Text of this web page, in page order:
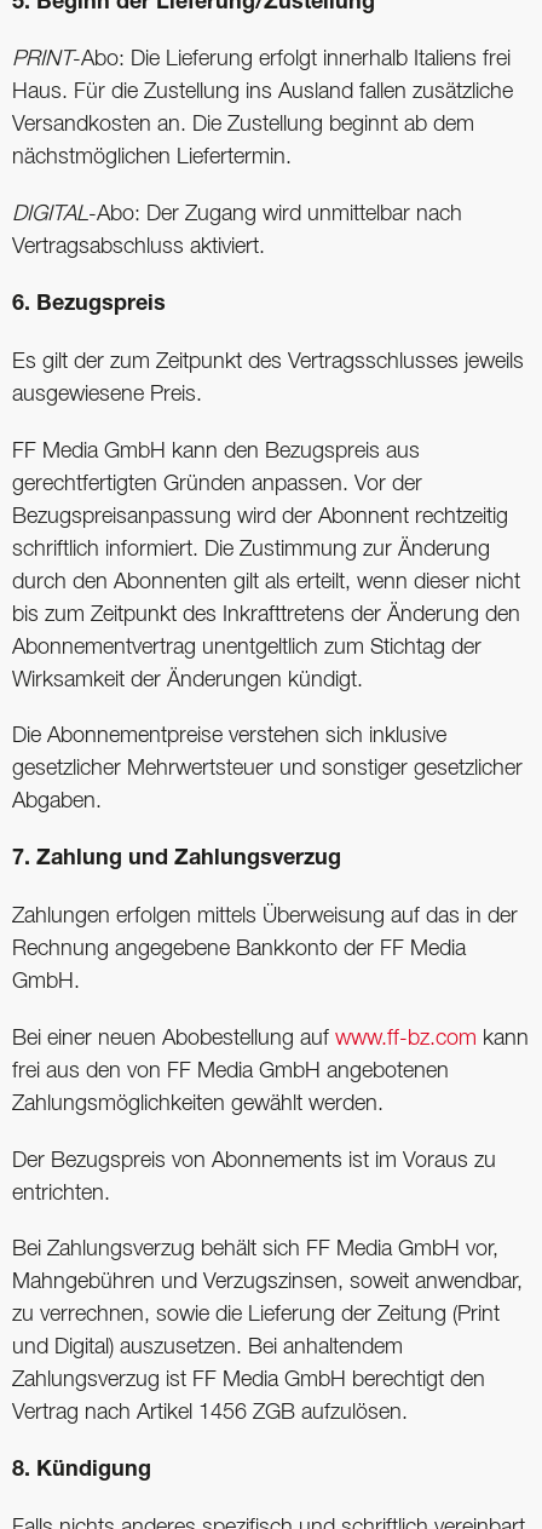
PRINT-Abo: Die Lieferung erfolgt innerhalb Italiens frei
Haus. Für die Zustellung ins Ausland fallen zusätzliche
Versandkosten an. Die Zustellung beginnt ab dem
nächstmöglichen Liefertermin.
DIGITAL-Abo: Der Zugang wird unmittelbar nach
Vertragsabschluss aktiviert.
6. Bezugspreis
Es gilt der zum Zeitpunkt des Vertragsschlusses jeweils
ausgewiesene Preis.
FF Media GmbH kann den Bezugspreis aus
gerechtfertigten Gründen anpassen. Vor der
Bezugspreisanpassung wird der Abonnent rechtzeitig
schriftlich informiert. Die Zustimmung zur Änderung
durch den Abonnenten gilt als erteilt, wenn dieser nicht
bis zum Zeitpunkt des Inkrafttretens der Änderung den
Abonnementvertrag unentgeltlich zum Stichtag der
Wirksamkeit der Änderungen kündigt.
Die Abonnementpreise verstehen sich inklusive
gesetzlicher Mehrwertsteuer und sonstiger gesetzlicher
Abgaben.
7. Zahlung und Zahlungsverzug
Zahlungen erfolgen mittels Überweisung auf das in der
Rechnung angegebene Bankkonto der FF Media
GmbH.
Bei einer neuen Abobestellung auf www.ff-bz.com kann
frei aus den von FF Media GmbH angebotenen
Zahlungsmöglichkeiten gewählt werden.
Der Bezugspreis von Abonnements ist im Voraus zu
entrichten.
Bei Zahlungsverzug behält sich FF Media GmbH vor,
Mahngebühren und Verzugszinsen, soweit anwendbar,
zu verrechnen, sowie die Lieferung der Zeitung (Print
und Digital) auszusetzen. Bei anhaltendem
Zahlungsverzug ist FF Media GmbH berechtigt den
Vertrag nach Artikel 1456 ZGB aufzulösen.
8. Kündigung